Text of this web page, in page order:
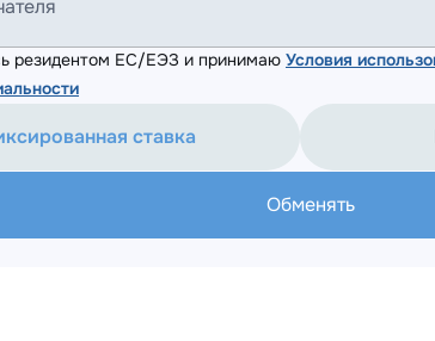
резидентом ЕС/ЕЭЗ и принимаю Условия
ставка
Обменять